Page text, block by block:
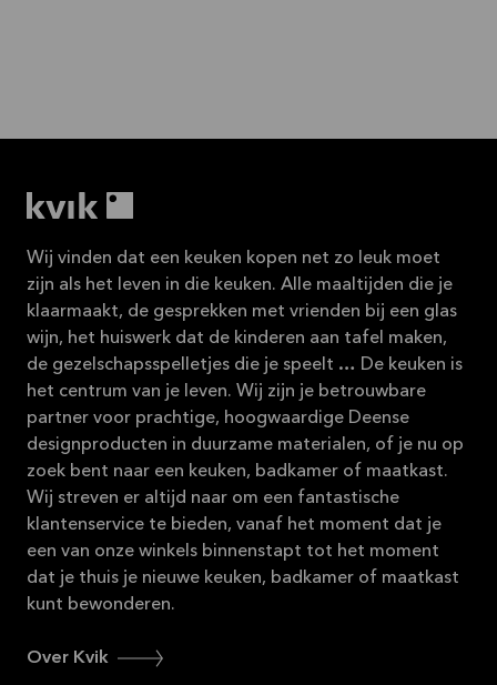
Wij vinden dat een keuken kopen net zo leuk moet
zijn als het leven in die keuken. Alle maaltijden die je
klaarmaakt, de gesprekken met vrienden bij een glas
wijn, het huiswerk dat de kinderen aan tafel maken,
de gezelschapsspelletjes die je speelt … De keuken is
het centrum van je leven. Wij zijn je betrouwbare
partner voor prachtige, hoogwaardige Deense
designproducten in duurzame materialen, of je nu op
zoek bent naar een keuken, badkamer of maatkast.
Wij streven er altijd naar om een fantastische
klantenservice te bieden, vanaf het moment dat je
een van onze winkels binnenstapt tot het moment
dat je thuis je nieuwe keuken, badkamer of maatkast
kunt bewonderen.
Over Kvik